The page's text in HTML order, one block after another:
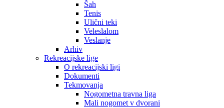
Šah
Tenis
Ulični teki
Veleslalom
Veslanje
Arhiv
Rekreacijske lige
O rekreacijski ligi
Dokumenti
Tekmovanja
Nogometna travna liga
Mali nogomet v dvorani